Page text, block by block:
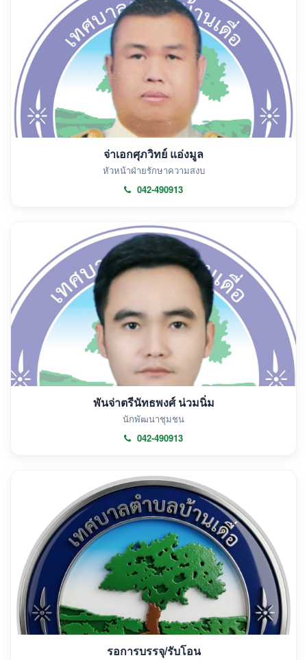
จ่าเอกศุภวิทย์ แอ่งมูล
หัวหน้าฝ่ายรักษาความสงบ
042-490913
พันจ่าตรีนัทธพงศ์ น่วมนิ่ม
นักพัฒนาชุมชน
042-490913
รอการบรรจุ/รับโอน